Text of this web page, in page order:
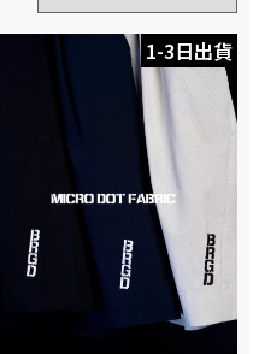
1-3日出貨